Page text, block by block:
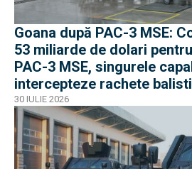
Goana după PAC-3 MSE:
53 miliarde de dolari
PAC-3 MSE, singurele
intercepteze rachete
30 IULIE 2026